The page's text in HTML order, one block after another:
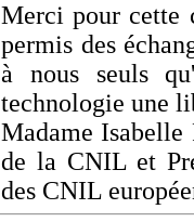
Merci pour cette
permis des
à nous seuls
technologie une
Madame Isabelle
de la CNIL et
des CNIL